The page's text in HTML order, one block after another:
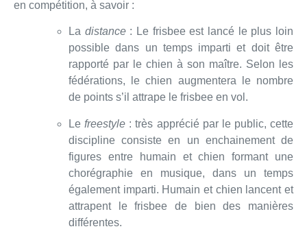
en compétition, à savoir :
La distance : Le frisbee est lancé le plus loin
possible dans un temps imparti et doit être
rapporté par le chien à son maître. Selon les
fédérations, le chien augmentera le nombre
de points s’il attrape le frisbee en vol.
Lefreestyle : très apprécié par le public, cette
discipline consiste en un enchainement de
figures entre humain et chien formant une
chorégraphie en musique, dans un temps
également imparti. Humain et chien lancent et
attrapent le frisbee de bien des manières
différentes.